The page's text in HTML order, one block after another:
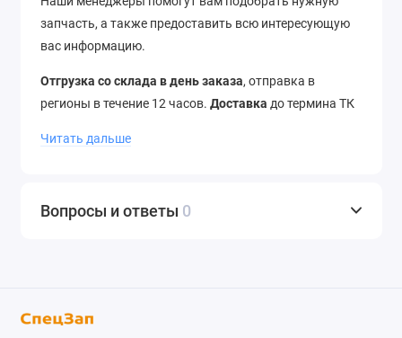
запчасть, а также предоставить всю интересующую
вас информацию.
Отгрузка со склада в день заказа, отправка в
регионы в течение 12 часов. Доставка до термина ТК
ближнего зарубежья.
Читать дальше
Вопросы и ответы 0